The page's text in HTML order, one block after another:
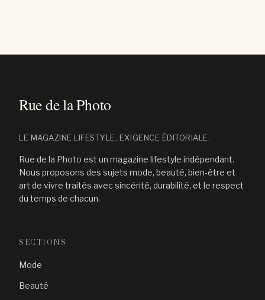
LE MAGAZINE LIFESTYLE, EXIGENCE ÉDITORIALE.
Rue de la Photo est un magazine lifestyle indépendant.
Nous proposons des sujets mode, beauté, bien-être et
art de vivre traités avec sincérité, durabilité, et le respect
du temps de chacun.
SECTIONS
Mode
Beauté